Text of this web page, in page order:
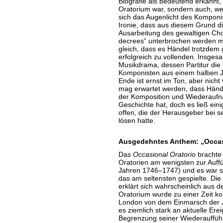
Oratorium war, sondern auch,
sich das Augenlicht des
Ironie, dass aus diesem Grund
Ausarbeitung des gewaltigen
decrees“ unterbrochen werden
gleich, dass es Händel
erfolgreich zu vollenden.
Musikdrama, dessen Partitur
Komponisten aus einem halben
Ende ist ernst im Ton, aber
mag erwartet werden, dass
der Komposition und
Geschichte hat, doch es ließ
offen, die der Herausgeber bei
lösen hatte.
Ausgedehntes Anthem:
Das Occasional Oratoriobrachte
Oratorien am wenigsten zur
Jahren 1746–1747) und es war
das am seltensten gespielte.
erklärt sich wahrscheinlich aus
Oratorium wurde zu einer Zeit
London von dem Einmarsch
es ziemlich stark an aktuelle
Begrenzung seiner